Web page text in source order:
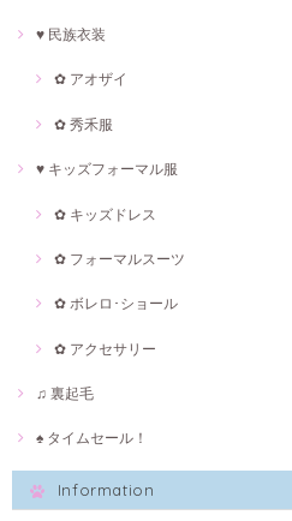
♥ 民族衣装
✿ アオザイ
✿ 秀禾服
♥ キッズフォーマル服
✿ キッズドレス
✿ フォーマルスーツ
✿ ボレロ･ショール
✿ アクセサリー
♫ 裏起毛
♠ タイムセール！
Information